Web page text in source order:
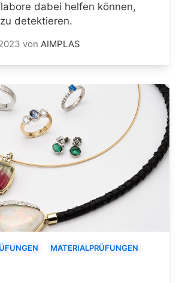
dabei helfen können,
detektieren.
von AIMPLAS
MATERIALPRÜFUNGEN